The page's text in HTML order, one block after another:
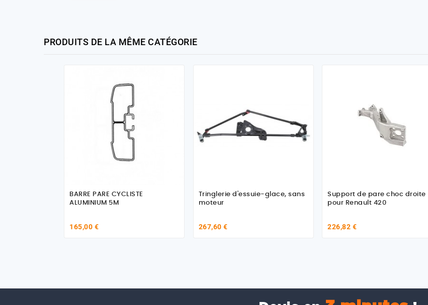
PRODUITS DE LA MÊME CATÉGORIE
BARRE PARE CYCLISTE
ALUMINIUM 5M
165,00 €
Tringlerie d'essuie-glace, sans
moteur
267,60 €
Support de pare choc droite
pour Renault 420
226,82 €